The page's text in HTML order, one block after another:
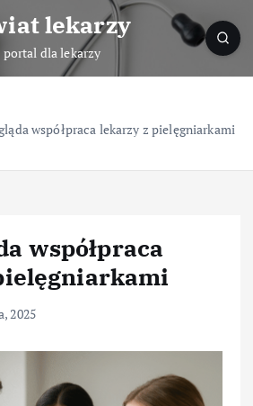
lekarzy
portal dla lekarzy
współpraca lekarzy z pielęgniarkami
współpraca
2025